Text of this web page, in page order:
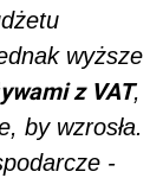
wyższe
z VAT,
by wzrosła.
-